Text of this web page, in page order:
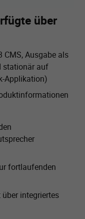
über
CMS, Ausgabe als
stationär auf
Applikation)
fortlaufenden
integriertes